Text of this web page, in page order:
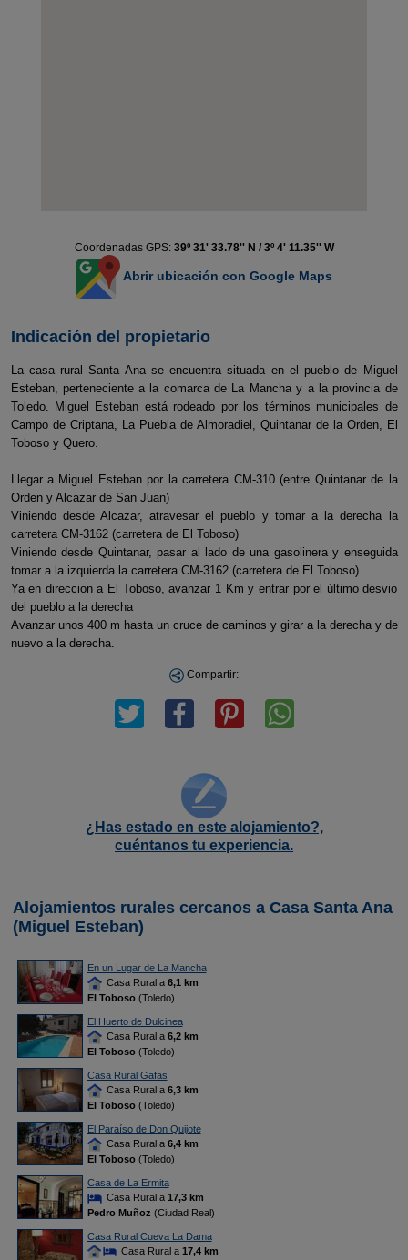
Coordenadas GPS: 39º 31' 33.78'' N / 3º 4' 11.35'' W
Abrir ubicación con Google Maps
Indicación del propietario
La casa rural Santa Ana se encuentra situada en el pueblo de Miguel
Esteban, perteneciente a la comarca de La Mancha y a la provincia de
Toledo. Miguel Esteban está rodeado por los términos municipales de
Campo de Criptana, La Puebla de Almoradiel, Quintanar de la Orden, El
Toboso y Quero.
Llegar a Miguel Esteban por la carretera CM-310 (entre Quintanar de la
Orden y Alcazar de San Juan)
Viniendo desde Alcazar, atravesar el pueblo y tomar a la derecha la
carretera CM-3162 (carretera de El Toboso)
Viniendo desde Quintanar, pasar al lado de una gasolinera y enseguida
tomar a la izquierda la carretera CM-3162 (carretera de El Toboso)
Ya en direccion a El Toboso, avanzar 1 Km y entrar por el último desvio
del pueblo a la derecha
Avanzar unos 400 m hasta un cruce de caminos y girar a la derecha y de
nuevo a la derecha.
Compartir:
¿Has estado en este alojamiento?,
cuéntanos tu experiencia.
Alojamientos rurales cercanos a Casa Santa Ana
(Miguel Esteban)
En un Lugar de La Mancha
Casa Rural a 6,1 km
El Toboso(Toledo)
El Huerto de Dulcinea
Casa Rural a 6,2 km
El Toboso(Toledo)
Casa Rural Gafas
Casa Rural a 6,3 km
El Toboso(Toledo)
El Paraíso de Don Quijote
Casa Rural a 6,4 km
El Toboso(Toledo)
Casa de La Ermita
Casa Rural a 17,3 km
Pedro Muñoz (Ciudad Real)
Casa Rural Cueva La Dama
Casa Rural a 17,4 km